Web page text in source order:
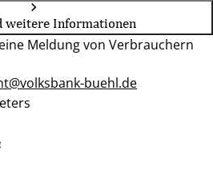
weitere Informationen
Meldung von Verbrauchern
buehl.de